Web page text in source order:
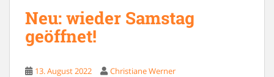
Neu: wieder Samstag
geöffnet!
13. August 2022 Christiane Werner